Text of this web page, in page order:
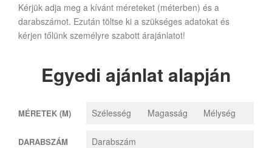
Kérjük adja meg a kívánt méreteket (méterben) és a
darabszámot. Ezután töltse ki a szükséges adatokat és
kérjen tőlünk személyre szabott árajánlatot!
Egyedi ajánlat alapján
MÉRETEK (M)
DARABSZÁM